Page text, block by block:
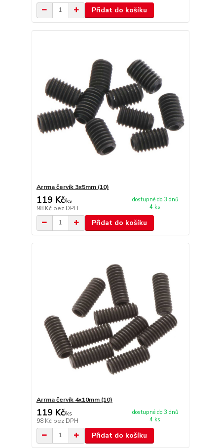
Přidat do košíku
Arrma červík 3x5mm (10)
119 Kč/ks
98 Kč bez DPH
dostupné do 3 dnů
4 ks
Přidat do košíku
Arrma červík 4x10mm (10)
119 Kč/ks
98 Kč bez DPH
dostupné do 3 dnů
4 ks
Přidat do košíku